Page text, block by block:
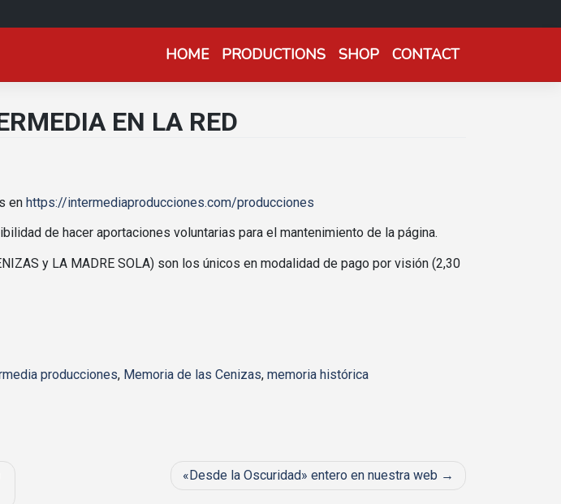
HOME PRODUCTIONS SHOP CONTACT
EN LA RED
en https://intermediaproducciones.com/producciones
de hacer aportaciones voluntarias para el mantenimiento de la página.
y LA MADRE SOLA) son los únicos en modalidad de pago por visión (2,30
producciones, Memoria de las Cenizas, memoria histórica
«Desde la Oscuridad» entero en nuestra web